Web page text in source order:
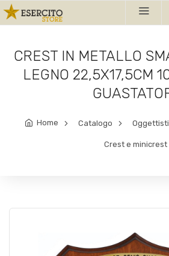
CREST IN METALLO
LEGNO 22,5X17,5CM
Home Catalogo
Crest e minicrest